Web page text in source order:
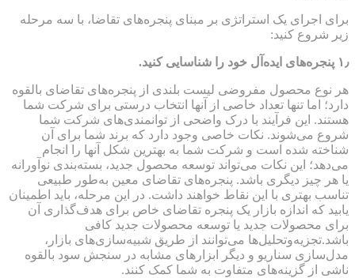
برای اجرای یک استراتژی بر مبنای پنجره‌های تقاضا، با سه مرحله
زیر شروع کنید:
۱٫ پنجره‌های ایده‌آل خود را شناسایی کنید.
هر نوع محصول مفروضی لیست بلندی از پنجره‌های تقاضای بالقوه
دارد؛ اما تنها تعداد خاصی از آنها انتخاب درستی برای شرکت شما
هستند. این فرآیند با درک واضحی از توانمندی‌های شرکت شما
شروع می‌شوند. نکات خاصی وجود دارد که برند شما برای آن
شناخته شده است و شرکت شما به بهترین شکل آنها را انجام
می‌دهد؛ این نکات می‌تواند توسعه محصول جدید، بسته‌بندی نوآورانه
یا هر چیز دیگری باشد. پنجره‌های تقاضای معین به‌طور طبیعی
تناسب بهتری با این نقاط خواهند داشت. در این مرحله، باید اطمینان
یابید که اندازه بازار یک پنجره تقاضای خاص برای هدف‌گذاری آن
برای محصولات جدید یا توسعه محصولات جدید کافی
باشد.تجزیه‌و‌تحلیل‌ها می‌توانند از طریق شبیه‌سازی‌های بازار،
مدل‌سازی سناریو و دیگر ابزارهای مشابه در سنجش سود بالقوه
ناشی از گزینه‌های متفاوت به شما کمک کنند.